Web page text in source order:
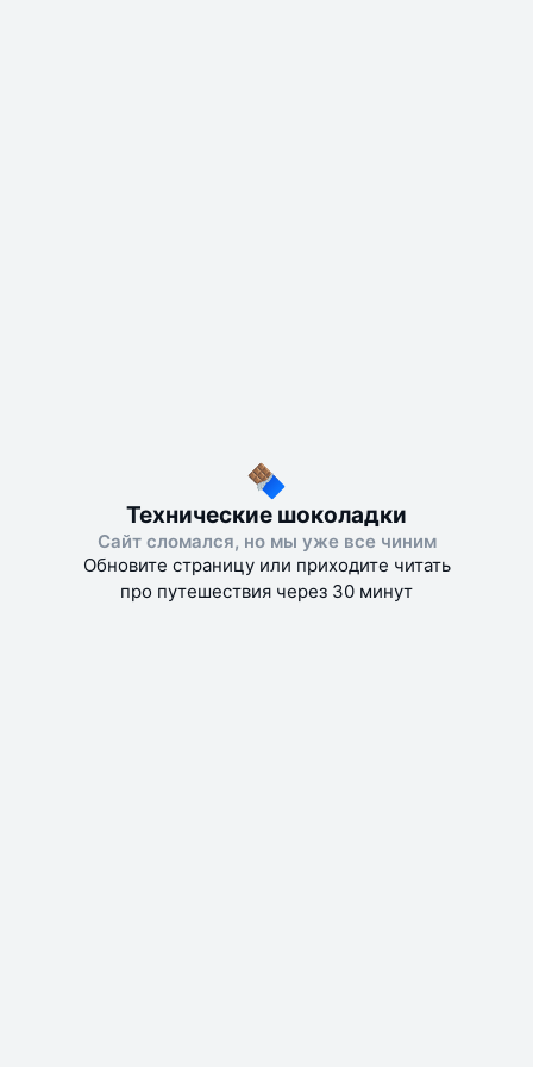
Технические шоколадки
Сайт сломался, но мы уже все чиним
Обновите страницу или приходите читать
про путешествия через 30 минут